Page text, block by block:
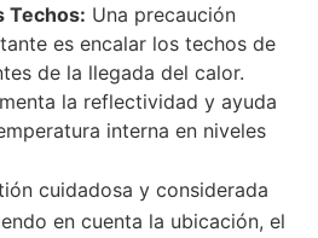
Techos: Una precaución
es encalar los techos de
de la llegada del calor.
la reflectividad y ayuda
interna en niveles
cuidadosa y considerada
en cuenta la ubicación, el